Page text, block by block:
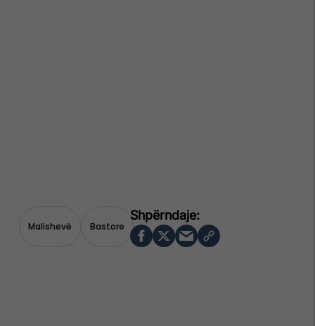
Malishevë Bastore